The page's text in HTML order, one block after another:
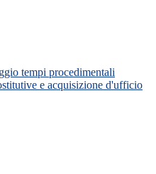
tempi procedimentali
e acquisizione d'ufficio